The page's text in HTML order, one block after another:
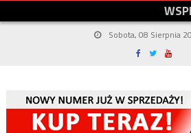
WSPI
Sobota, 08 Sierpnia